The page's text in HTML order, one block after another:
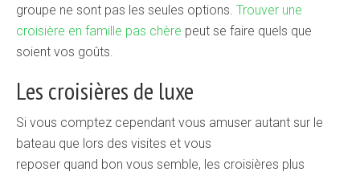
groupe ne sont pas les seules options. Trouver une
croisière en famille pas chère peut se faire quels que
soient vos goûts.
Les croisières de luxe
Si vous comptez cependant vous amuser autant sur le
bateau que lors des visites et vous
reposer quand bon vous semble, les croisières plus